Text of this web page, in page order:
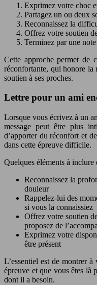
Exprimez votre choc
Partagez un ou deux
Reconnaissez la
Offrez votre soutien
Terminez par une
Cette approche permet de
réconfortante, qui honore la
soutien à ses proches.
Lettre pour un ami
Lorsque vous écrivez à un
message peut être plus
d’apporter du réconfort et
dans cette épreuve difficile.
Quelques éléments à inclure
Reconnaissez la
douleur
Rappelez-lui des
si vous la connaissiez
Offrez votre soutien
proposez de
Exprimez votre
être présent
L’essentiel est de montrer à
épreuve et que vous êtes là
dont il a besoin.